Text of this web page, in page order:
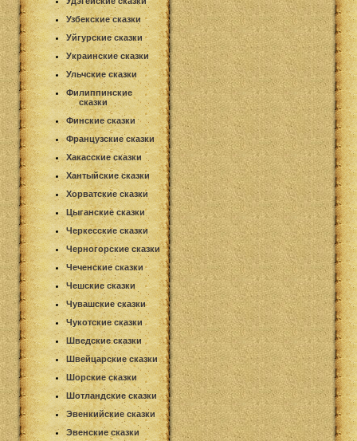
Узбекские сказки
Уйгурские сказки
Украинские сказки
Ульчские сказки
Филиппинские
сказки
Финские сказки
Французские сказки
Хакасские сказки
Хантыйские сказки
Хорватские сказки
Цыганские сказки
Черкесские сказки
Черногорские сказки
Чеченские сказки
Чешские сказки
Чувашские сказки
Чукотские сказки
Шведские сказки
Швейцарские сказки
Шорские сказки
Шотландские сказки
Эвенкийские сказки
Эвенские сказки